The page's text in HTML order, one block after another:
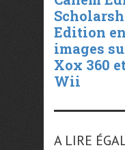
Edition en
images
Xox 360 et
Wii
A LIRE